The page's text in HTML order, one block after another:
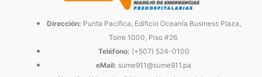
Dirección: Punta Pacífica, Edificio Oceanía Business Plaza,
Torre 1000, Piso #26.
Teléfono: (+507) 524-0100
eMail: sume911@sume911.pa